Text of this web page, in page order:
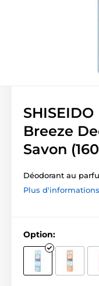
Breeze
Savon
Déodorant au
Plus d'informations
Option: